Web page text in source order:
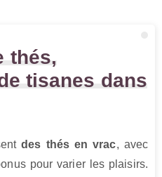
thés,
tisanes dans
des thés en vrac, avec
pour varier les plaisirs.